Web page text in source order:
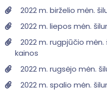
2022 m. birželio mėn.
2022 m. liepos mėn.
2022 m. rugpjūčio
kainos
2022 m. rugsėjo mėn.
2022 m. spalio mėn.